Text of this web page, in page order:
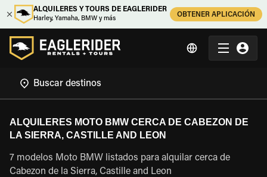
ALQUILERES Y TOURS DE EAGLERIDER
Harley, Yamaha, BMW y más
OBTENER APLICACIÓN
ALQUILERES MOTO BMW CERCA DE CABEZON DE
LA SIERRA, CASTILLE AND LEON
7 modelos Moto BMW listados para alquilar cerca de
Cabezon de la Sierra, Castille and Leon